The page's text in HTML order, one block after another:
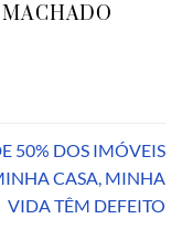
50% DOS IMÓVEIS
CASA, MINHA
VIDA TÊM DEFEITO